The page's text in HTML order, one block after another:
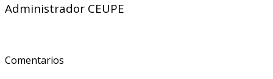
Administrador CEUPE
Comentarios